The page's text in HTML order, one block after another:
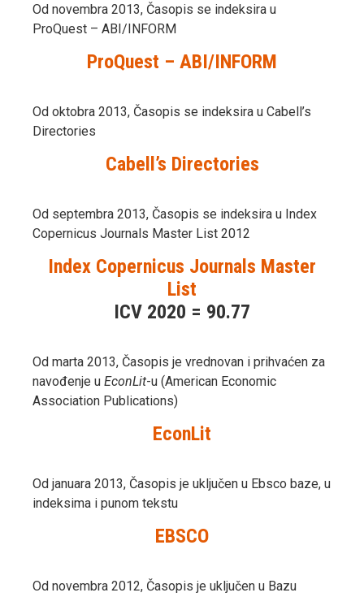
Od novembra 2013, Časopis se indeksira u
ProQuest – ABI/INFORM
ProQuest – ABI/INFORM
Od oktobra 2013, Časopis se indeksira u Cabell’s
Directories
Cabell’s Directories
Od septembra 2013, Časopis se indeksira u Index
Copernicus Journals Master List 2012
Index Copernicus Journals Master
List
ICV 2020 = 90.77
Od marta 2013, Časopis je vrednovan i prihvaćen za
navođenje u EconLit-u (American Economic
Association Publications)
EconLit
Od januara 2013, Časopis je uključen u Ebsco baze, u
indeksima i punom tekstu
EBSCO
Od novembra 2012, Časopis je uključen u Bazu